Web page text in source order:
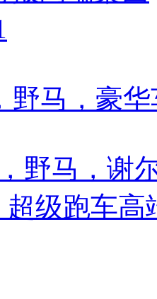
野马，豪